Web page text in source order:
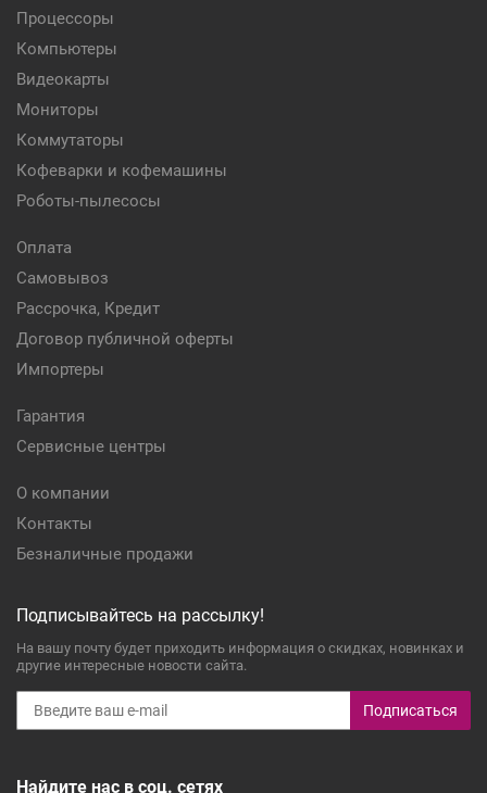
Процессоры
Компьютеры
Видеокарты
Мониторы
Коммутаторы
Кофеварки и кофемашины
Роботы-пылесосы
Оплата
Самовывоз
Рассрочка, Кредит
Договор публичной оферты
Импортеры
Гарантия
Сервисные центры
О компании
Контакты
Безналичные продажи
Подписывайтесь на рассылку!
На вашу почту будет приходить информация о скидках, новинках и
другие интересные новости сайта.
Подписаться
Найдите нас в соц. сетях